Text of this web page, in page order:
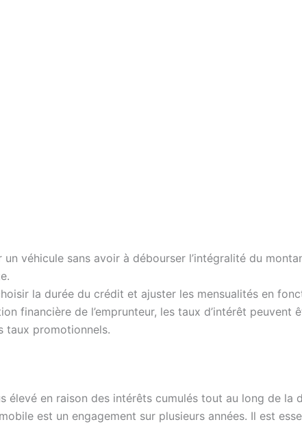
véhicule sans avoir à débourser l’intégralité du
la durée du crédit et ajuster les mensualités en
financière de l’emprunteur, les taux d’intérêt
taux promotionnels.
élevé en raison des intérêts cumulés tout au long de la
est un engagement sur plusieurs années. Il est